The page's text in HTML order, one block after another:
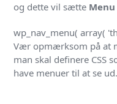
og dette vil sætte
wp_nav_menu( array(
Vær opmærksom på at
man skal definere CSS
have menuer til at se ud.